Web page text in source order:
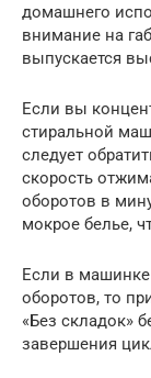
домашнего
внимание на
выпускается
Если вы
стиральной
следует
скорость
оборотов в
мокрое белье,
Если в
оборотов, то
«Без складок»
завершения